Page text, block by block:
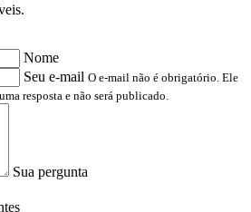
Nome
Seu e-mail O e-mail não é obrigatório. Ele
resposta e não será publicado.
Sua pergunta